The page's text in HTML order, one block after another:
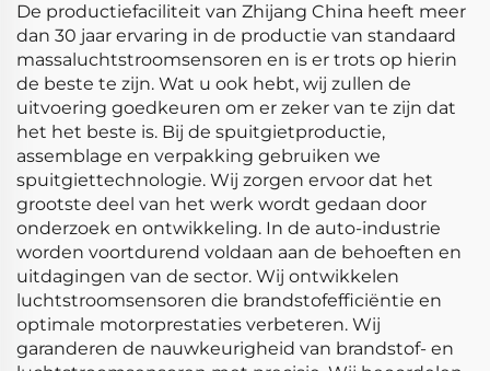
De productiefaciliteit van Zhijang China heeft meer
dan 30 jaar ervaring in de productie van standaard
massaluchtstroomsensoren en is er trots op hierin
de beste te zijn. Wat u ook hebt, wij zullen de
uitvoering goedkeuren om er zeker van te zijn dat
het het beste is. Bij de spuitgietproductie,
assemblage en verpakking gebruiken we
spuitgiettechnologie. Wij zorgen ervoor dat het
grootste deel van het werk wordt gedaan door
onderzoek en ontwikkeling. In de auto-industrie
worden voortdurend voldaan aan de behoeften en
uitdagingen van de sector. Wij ontwikkelen
luchtstroomsensoren die brandstofefficiëntie en
optimale motorprestaties verbeteren. Wij
garanderen de nauwkeurigheid van brandstof- en